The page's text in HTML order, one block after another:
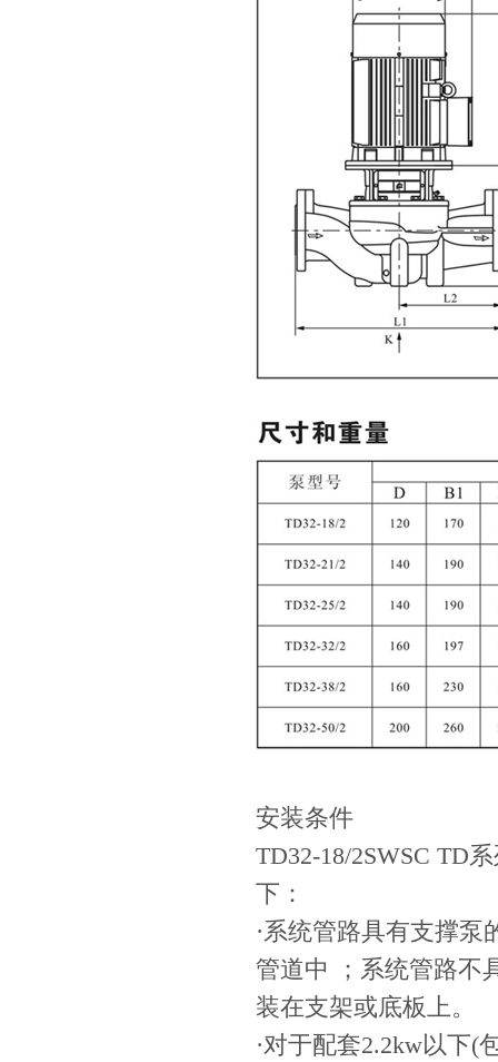
安装条件
TD32-18/2SWSC TD
下：
·系统管路具有支撑泵
管道中 ；系统管路不
装在支架或底板上。
·对于配套2.2kw以下(